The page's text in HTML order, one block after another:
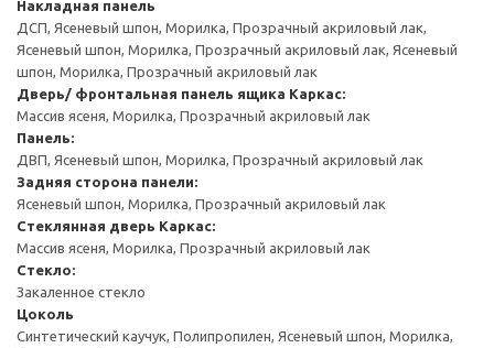
Накладная панель
ДСП, Ясеневый шпон, Морилка, Прозрачный акриловый лак,
Ясеневый шпон, Морилка, Прозрачный акриловый лак, Ясеневый
шпон, Морилка, Прозрачный акриловый лак
Дверь/ фронтальная панель ящика Каркас:
Массив ясеня, Морилка, Прозрачный акриловый лак
Панель:
ДВП, Ясеневый шпон, Морилка, Прозрачный акриловый лак
Задняя сторона панели:
Ясеневый шпон, Морилка, Прозрачный акриловый лак
Стеклянная дверь Каркас:
Массив ясеня, Морилка, Прозрачный акриловый лак
Стекло:
Закаленное стекло
Цоколь
Синтетический каучук, Полипропилен, Ясеневый шпон, Морилка,